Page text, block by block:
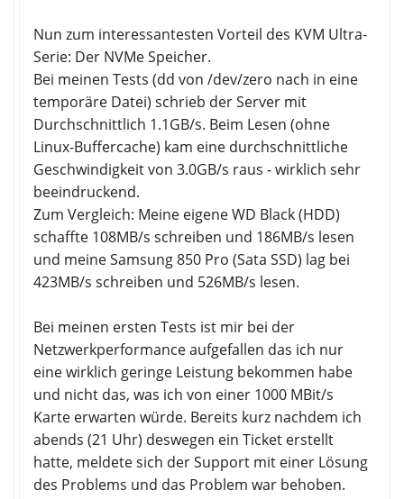
Nun zum interessantesten Vorteil des KVM Ultra-
Serie: Der NVMe Speicher.
Bei meinen Tests (dd von /dev/zero nach in eine
temporäre Datei) schrieb der Server mit
Durchschnittlich 1.1GB/s. Beim Lesen (ohne
Linux-Buffercache) kam eine durchschnittliche
Geschwindigkeit von 3.0GB/s raus - wirklich sehr
beeindruckend.
Zum Vergleich: Meine eigene WD Black (HDD)
schaffte 108MB/s schreiben und 186MB/s lesen
und meine Samsung 850 Pro (Sata SSD) lag bei
423MB/s schreiben und 526MB/s lesen.
Bei meinen ersten Tests ist mir bei der
Netzwerkperformance aufgefallen das ich nur
eine wirklich geringe Leistung bekommen habe
und nicht das, was ich von einer 1000 MBit/s
Karte erwarten würde. Bereits kurz nachdem ich
abends (21 Uhr) deswegen ein Ticket erstellt
hatte, meldete sich der Support mit einer Lösung
des Problems und das Problem war behoben.